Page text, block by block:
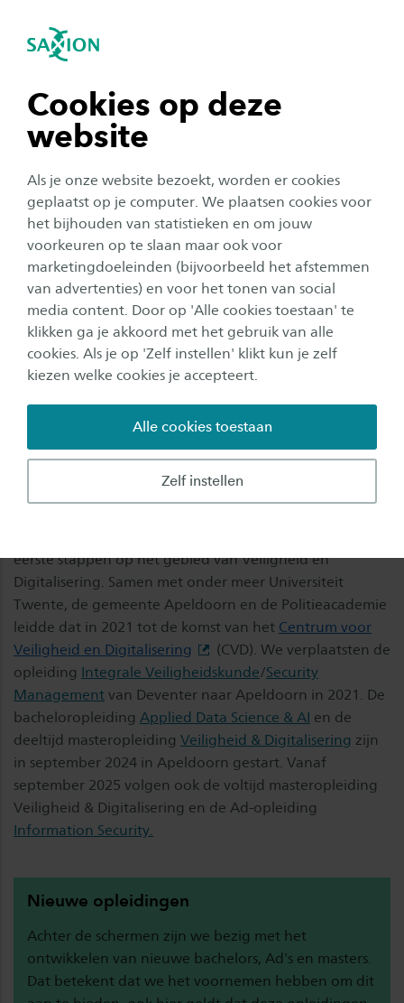
Cookies op deze
website
Als je onze website bezoekt, worden er cookies
geplaatst op je computer. We plaatsen cookies voor
het bijhouden van statistieken en om jouw
voorkeuren op te slaan maar ook voor
marketingdoeleinden (bijvoorbeeld het afstemmen
van advertenties) en voor het tonen van social
media content. Door op 'Alle cookies toestaan' te
klikken ga je akkoord met het gebruik van alle
cookies. Als je op 'Zelf instellen' klikt kun je zelf
kiezen welke cookies je accepteert.
Zelf instellen
Alle cookies toestaan
Navigatie openen
tonen
tonen
tonen
tonen
sluiten
Studentenleven
naar een learning district
In Apeldoorn werkt Saxion aan het uitbreiden
van haar onderwijsaanbod. Samen met de
gemeente, bedrijven en organisaties
ontwikkelen we opleidingen die passen bij de
behoeftes in de regio. Zo leiden we het
toekomstige talent op voor de regionale
arbeidsmarkt. Daarnaast ontwikkelen we
praktijkgericht onderzoek en
ondernemerschap, waarmee we bijdragen aan
een aantrekkelijk vestigingsklimaat voor
professionals en bedrijven.
Uitbreiding onderwijsaanbod
eerste stappen op het gebied van Veiligheid en
Digitalisering. Samen met onder meer Universiteit
Twente, de gemeente Apeldoorn en de Politieacademie
leidde dat in 2021 tot de komst van het Centrum voor
Veiligheid en Digitalisering
(CVD). We verplaatsten de
opleiding Integrale Veiligheidskunde/Security
Management van Deventer naar Apeldoorn in 2021. De
bacheloropleiding Applied Data Science & AI en de
deeltijd masteropleiding Veiligheid & Digitalisering zijn
in september 2024 in Apeldoorn gestart. Vanaf
september 2025 volgen ook de voltijd masteropleiding
Veiligheid & Digitalisering en de Ad-opleiding
Information Security.
Nieuwe opleidingen
Achter de schermen zijn we bezig met het
ontwikkelen van nieuwe bachelors, Ad's en masters.
Dat betekent dat we het voornemen hebben om dit